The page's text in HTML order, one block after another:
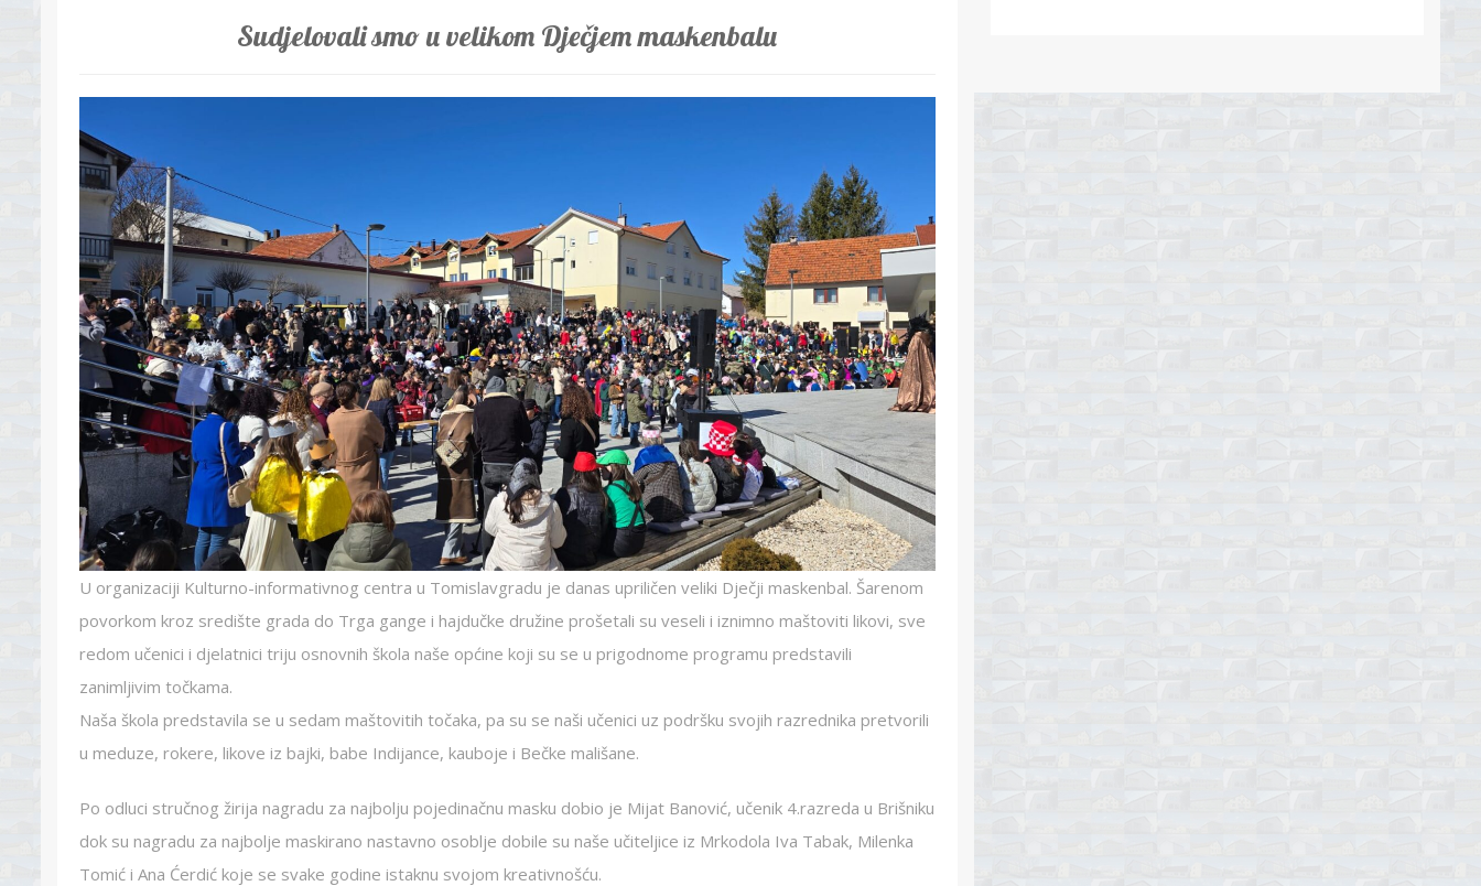
Sudjelovali smo u velikom Dječjem maskenbalu
U organizaciji Kulturno-informativnog centra u Tomislavgradu je danas upriličen veliki Dječji maskenbal. Šarenom
povorkom kroz središte grada do Trga gange i hajdučke družine prošetali su veseli i iznimno maštoviti likovi, sve
redom učenici i djelatnici triju osnovnih škola naše općine koji su se u prigodnome programu predstavili
zanimljivim točkama.
Naša škola predstavila se u sedam maštovitih točaka, pa su se naši učenici uz podršku svojih razrednika pretvorili
u meduze, rokere, likove iz bajki, babe Indijance, kauboje i Bečke mališane.
Po odluci stručnog žirija nagradu za najbolju pojedinačnu masku dobio je Mijat Banović, učenik 4.razreda u Brišniku
dok su nagradu za najbolje maskirano nastavno osoblje dobile su naše učiteljice iz Mrkodola Iva Tabak, Milenka
Tomić i Ana Ćerdić koje se svake godine istaknu svojom kreativnošću.